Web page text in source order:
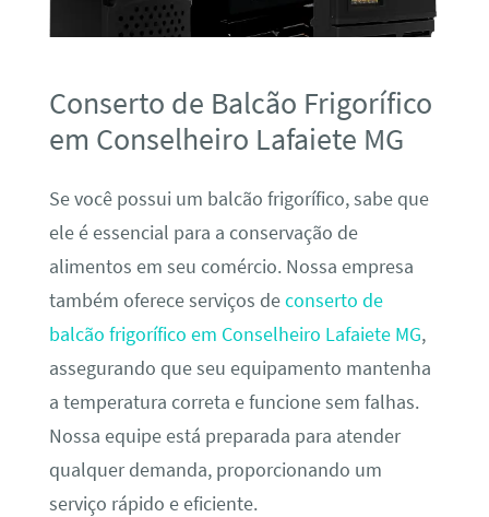
Conserto de Balcão Frigorífico
em Conselheiro Lafaiete MG
Se você possui um balcão frigorífico, sabe que
ele é essencial para a conservação de
alimentos em seu comércio. Nossa empresa
também oferece serviços deconserto de
balcão frigorífico em Conselheiro Lafaiete MG,
assegurando que seu equipamento mantenha
a temperatura correta e funcione sem falhas.
Nossa equipe está preparada para atender
qualquer demanda, proporcionando um
serviço rápido e eficiente.